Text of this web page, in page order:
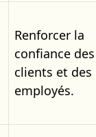
Renforcer la
confiance des
clients et des
employés.